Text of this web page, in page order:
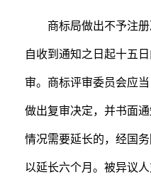
商标局做出不予注册
自收到通知之日起十五
审。商标评审委员会应
做出复审决定，并书面
情况需要延长的，经国
以延长六个月。被异议